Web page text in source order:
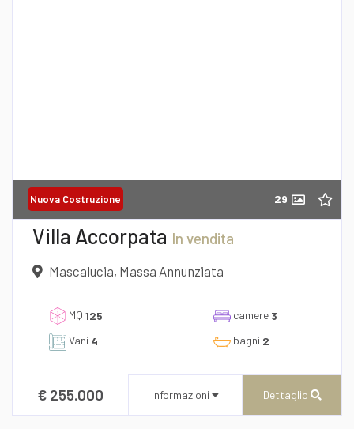
Nuova Costruzione 29
Villa Accorpata In vendita
Mascalucia, Massa Annunziata
MQ 125 camere 3
Vani 4 bagni 2
€ 255.000 Informazioni Dettaglio